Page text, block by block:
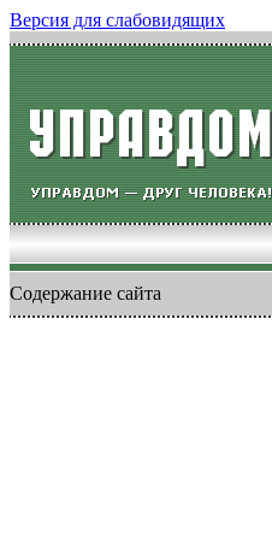
Версия для слабовидящих
Содержание сайта